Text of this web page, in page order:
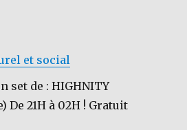
et social
set de : HIGHNITY
De 21H à 02H ! Gratuit